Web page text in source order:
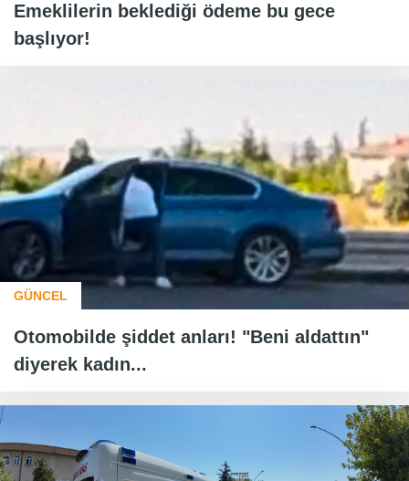
Emeklilerin beklediği ödeme bu gece
başlıyor!
GÜNCEL
Otomobilde şiddet anları! "Beni aldattın"
diyerek kadın...